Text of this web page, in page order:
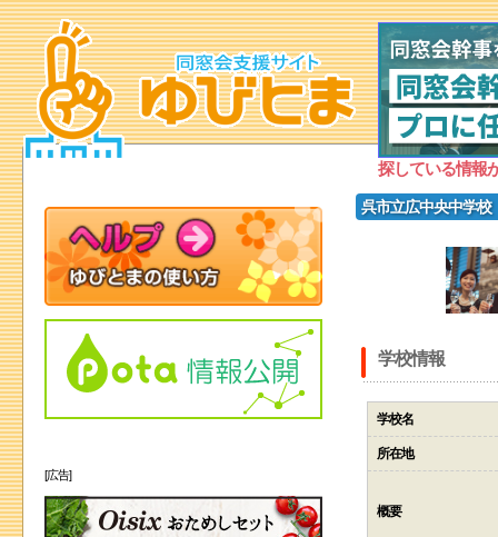
探している情報
呉市立広中央中学校
学校情報
学校名
所在地
概要
[広告]